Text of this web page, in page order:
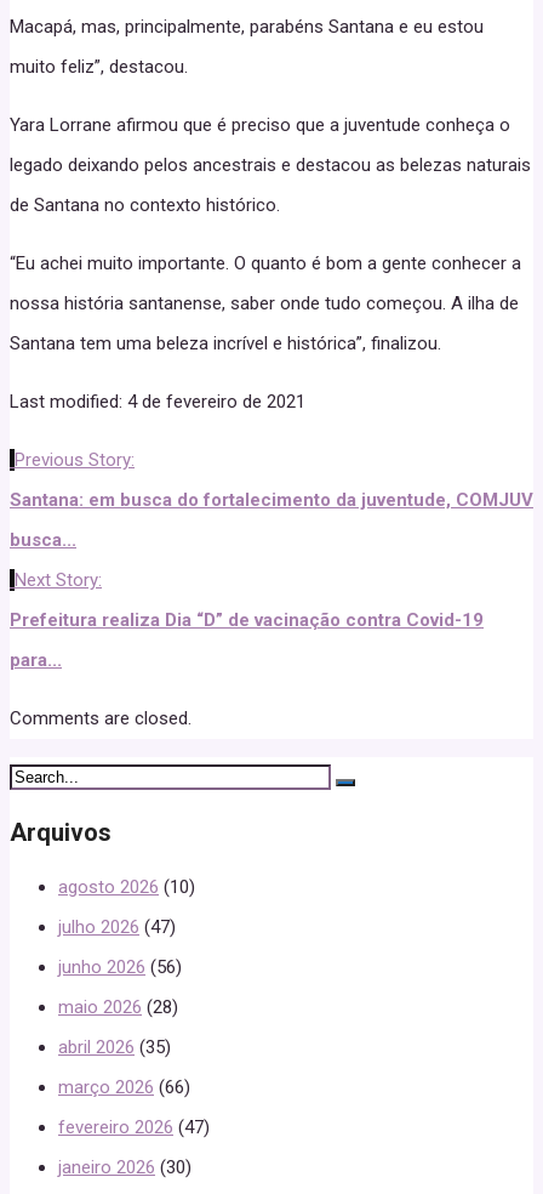
Macapá, mas, principalmente, parabéns Santana e eu estou
muito feliz”, destacou.
Yara Lorrane afirmou que é preciso que a juventude conheça o
legado deixando pelos ancestrais e destacou as belezas naturais
de Santana no contexto histórico.
“Eu achei muito importante. O quanto é bom a gente conhecer a
nossa história santanense, saber onde tudo começou. A ilha de
Santana tem uma beleza incrível e histórica”, finalizou.
Last modified: 4 de fevereiro de 2021
Previous Story:
Santana: em busca do fortalecimento da juventude, COMJUV
busca...
Next Story:
Prefeitura realiza Dia “D” de vacinação contra Covid-19
para...
Comments are closed.
Arquivos
agosto 2026 (10)
julho 2026 (47)
junho 2026 (56)
maio 2026 (28)
abril 2026 (35)
março 2026 (66)
fevereiro 2026 (47)
janeiro 2026 (30)